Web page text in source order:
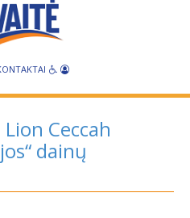
Ceccah
dainų